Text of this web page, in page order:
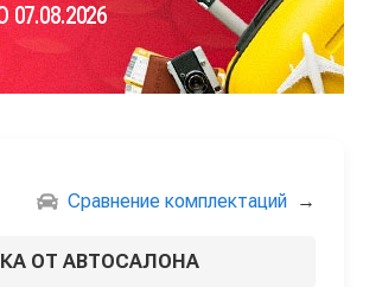
07.08.2026
Сравнение комплектаций →
ОТ АВТОСАЛОНА